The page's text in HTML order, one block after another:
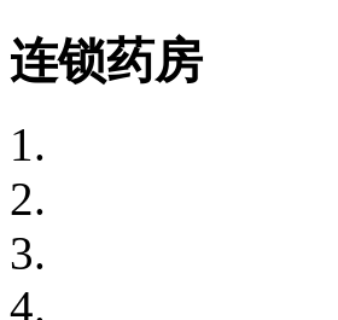
连锁药房